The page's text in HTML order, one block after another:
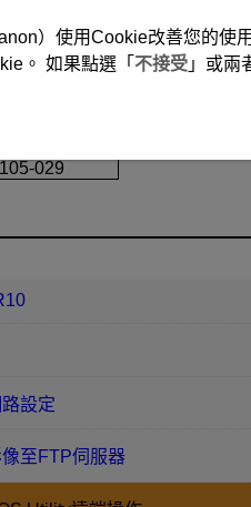
029
設定
至FTP伺服器
）使用Cookie改善您的使
。 如果點選「 不接受 」或兩